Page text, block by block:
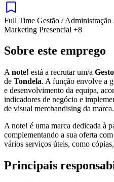
Full Time Gestão / Administração
Marketing Presencial +8
Sobre este emprego
A note! está a recrutar um/a
de Tondela. A função envolve a
e desenvolvimento da equipa,
indicadores de negócio e
de visual merchandising da marca.
A note! é uma marca dedicada à
complementando a sua oferta
vários serviços úteis, como
Principais